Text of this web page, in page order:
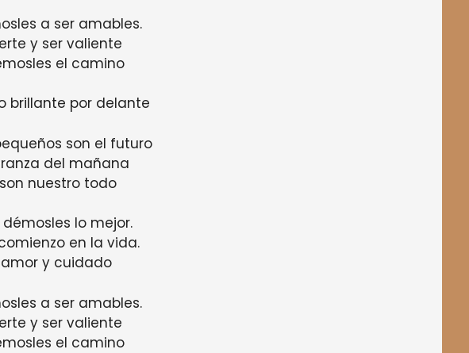
a ser amables.
y ser valiente
el camino
brillante por delante
son el futuro
del mañana
nuestro todo
lo mejor.
en la vida.
y cuidado
a ser amables.
y ser valiente
el camino